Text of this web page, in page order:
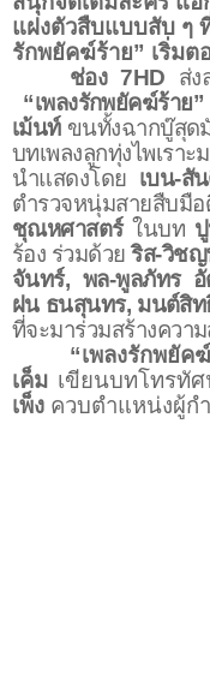
แฝงตัวสืบแบบสับ ๆ
รักพยัคฆ์ร้าย” เริ่ม
ช่อง7HD ส่ง
“เพลงรักพยัคฆ์ร้าย”
เม้นท์ ขนทั้งฉากบู๊สุด
บทเพลงลูกทุ่งไพเรา
นำแสดงโดย เบน-สั
ตำรวจหนุ่มสายสืบ
ชุณหศาสตร์ในบท
ร้อง ร่วมด้วยริส-วิชญ
จันทร์, พล-พูลภัทร
ฝน ธนสุนทร, มนต์สิท
ที่จะมาร่วมสร้างควา
“เพลงรักพยัค
เค็ม เขียนบทโทรทั
เพ็ง ควบตำแหน่งผู้ก